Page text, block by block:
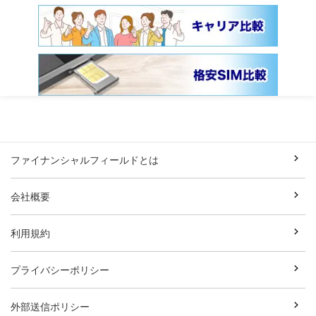
ファイナンシャルフィールドとは
会社概要
利用規約
プライバシーポリシー
外部送信ポリシー